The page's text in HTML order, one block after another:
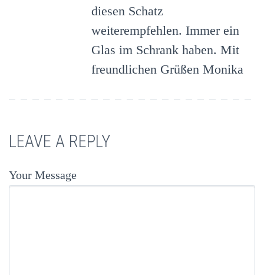
diesen Schatz
weiterempfehlen. Immer ein
Glas im Schrank haben. Mit
freundlichen Grüßen Monika
LEAVE A REPLY
Your Message